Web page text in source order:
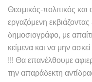
Θεσμικός-πολιτικός
εργαζόμενη
δημοσιογράφο, με
κείμενα και να μην
!!! Θα επανέλθουμε
την απαράδεκτη